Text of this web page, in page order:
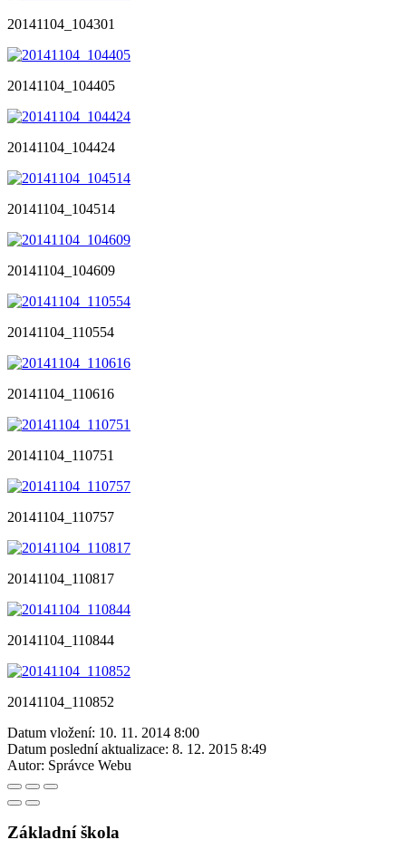
20141104_104301
20141104_104405
20141104_104424
20141104_104514
20141104_104609
20141104_110554
20141104_110616
20141104_110751
20141104_110757
20141104_110817
20141104_110844
20141104_110852
Datum vložení: 10. 11. 2014 8:00
Datum poslední aktualizace: 8. 12. 2015 8:49
Autor: Správce Webu
Základní škola